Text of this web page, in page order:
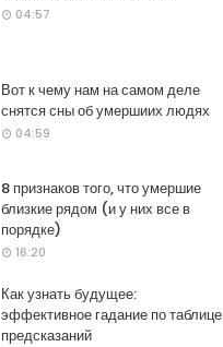
04:57
Вот к чему нам на самом деле
снятся сны об умершиих людях
04:59
8 признаков того, что умершие
близкие рядом (и у них все в
порядке)
16:20
Как узнать будущее:
эффективное гадание по таблице
предсказаний